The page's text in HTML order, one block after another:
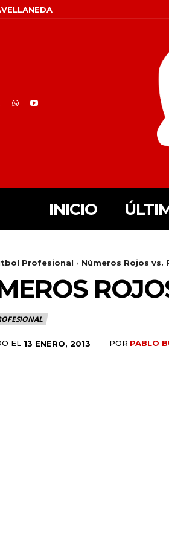
INICIO
Profesional Números Rojos vs.
EL 13 ENERO, 2013 POR PABLO